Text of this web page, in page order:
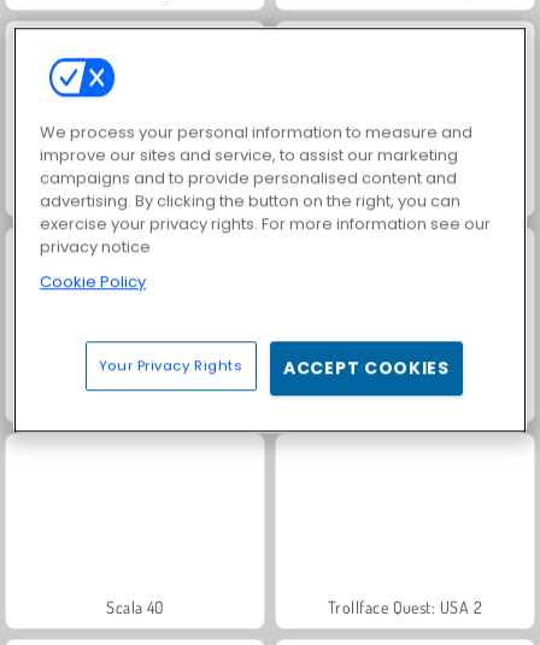
Grand Mahjong Connect
Masha and the Bear: Meadows
Scala 40 Trollface Quest: USA 2
We process your personal information to measure and
improve our sites and service, to assist our marketing
campaigns and to provide personalised content and
advertising. By clicking the button on the right, you can
exercise your privacy rights. For more information see our
privacy notice
Cookie Policy
Your Privacy Rights ACCEPT COOKIES